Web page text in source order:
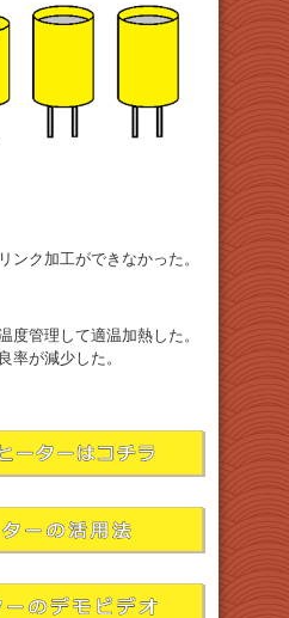
ンク加工ができなかった。
度管理して適温加熱した。
率が減少した。